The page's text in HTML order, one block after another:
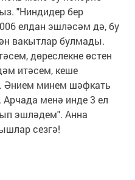
"Ниндидер бер
елдан эшләсәм дә, бу
вакытлар булмады.
дөреслекне өстен
итәсем, кеше
Әнием минем шәфкать
менә инде 3 ел
эшләдем". Анна
сезгә!